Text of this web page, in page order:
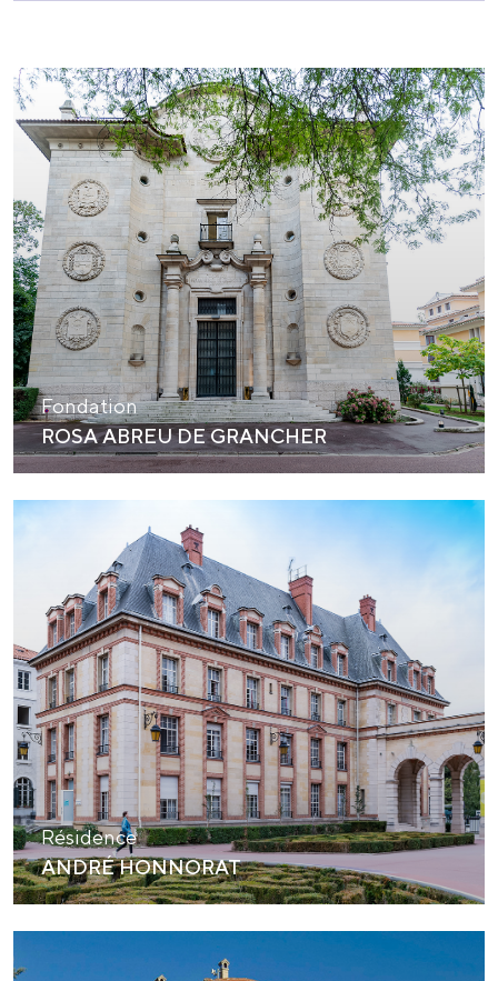
Fondation
ROSA ABREU DE GRANCHER
Résidence
ANDRÉ HONNORAT